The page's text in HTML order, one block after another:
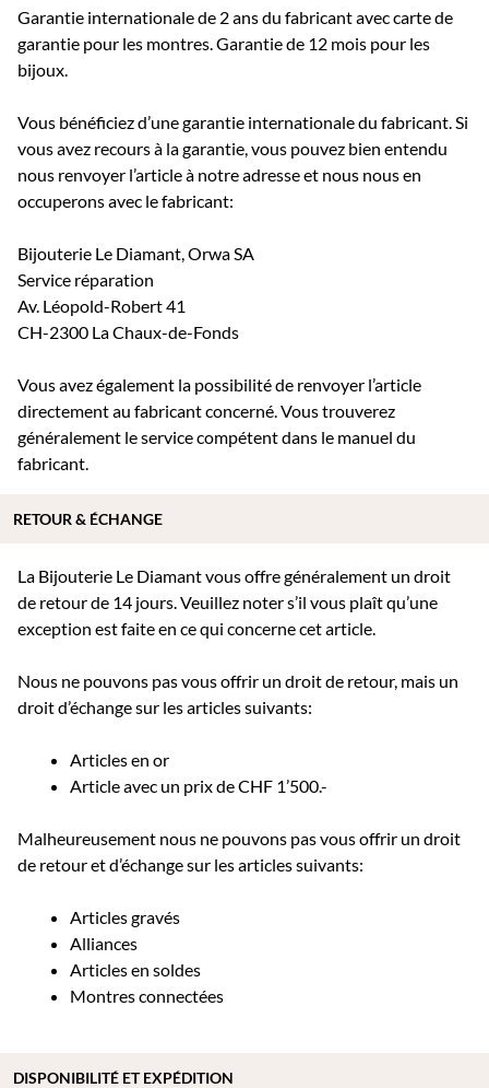
Garantie internationale de 2 ans du fabricant avec carte de
garantie pour les montres. Garantie de 12 mois pour les
bijoux.
Vous bénéficiez d’une garantie internationale du fabricant. Si
vous avez recours à la garantie, vous pouvez bien entendu
nous renvoyer l’article à notre adresse et nous nous en
occuperons avec le fabricant:
Bijouterie Le Diamant, Orwa SA
Service réparation
Av. Léopold-Robert 41
CH-2300 La Chaux-de-Fonds
Vous avez également la possibilité de renvoyer l’article
directement au fabricant concerné. Vous trouverez
généralement le service compétent dans le manuel du
fabricant.
La Bijouterie Le Diamant vous offre généralement un droit
de retour de 14 jours. Veuillez noter s’il vous plaît qu’une
exception est faite en ce qui concerne cet article.
Nous ne pouvons pas vous offrir un droit de retour, mais un
droit d’échange sur les articles suivants:
Articles en or
Article avec un prix de CHF 1’500.-
Malheureusement nous ne pouvons pas vous offrir un droit
de retour et d’échange sur les articles suivants:
Articles gravés
Alliances
Articles en soldes
Montres connectées
RETOUR & ÉCHANGE
DISPONIBILITÉ ET EXPÉDITION